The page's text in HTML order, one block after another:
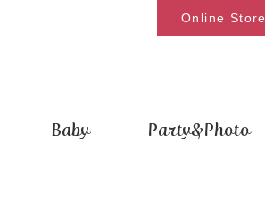
Online Store
Baby Party&Photo